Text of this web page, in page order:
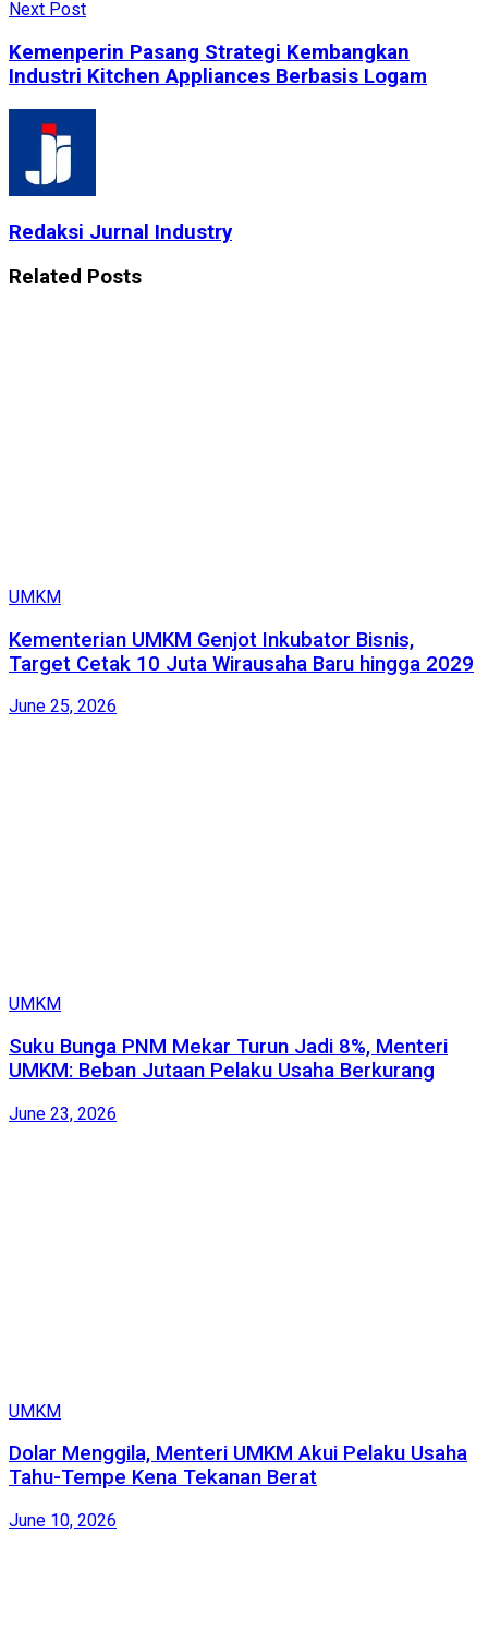
Next Post
Kemenperin Pasang Strategi Kembangkan
Industri Kitchen Appliances Berbasis Logam
Redaksi Jurnal Industry
Related Posts
UMKM
Kementerian UMKM Genjot Inkubator Bisnis,
Target Cetak 10 Juta Wirausaha Baru hingga 2029
June 25, 2026
UMKM
Suku Bunga PNM Mekar Turun Jadi 8%, Menteri
UMKM: Beban Jutaan Pelaku Usaha Berkurang
June 23, 2026
UMKM
Dolar Menggila, Menteri UMKM Akui Pelaku Usaha
Tahu-Tempe Kena Tekanan Berat
June 10, 2026